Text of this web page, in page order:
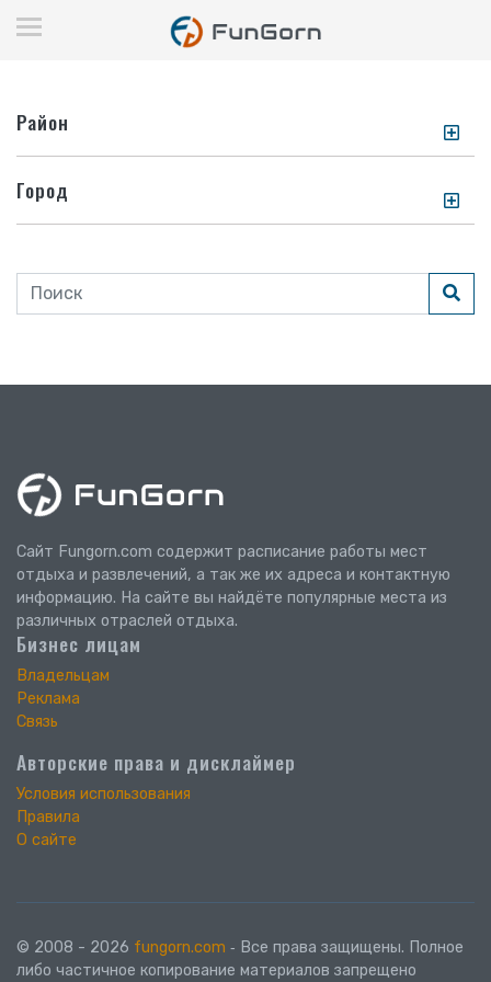
Район
Город
Сайт Fungorn.com содержит расписание работы мест
отдыха и развлечений, а так же их адреса и контактную
информацию. На сайте вы найдёте популярные места из
различных отраслей отдыха.
Бизнес лицам
Владельцам
Реклама
Связь
Авторские права и дисклаймер
Условия использования
Правила
О сайте
© 2008 - 2026 fungorn.com ‐ Все права защищены. Полное
либо частичное копирование материалов запрещено